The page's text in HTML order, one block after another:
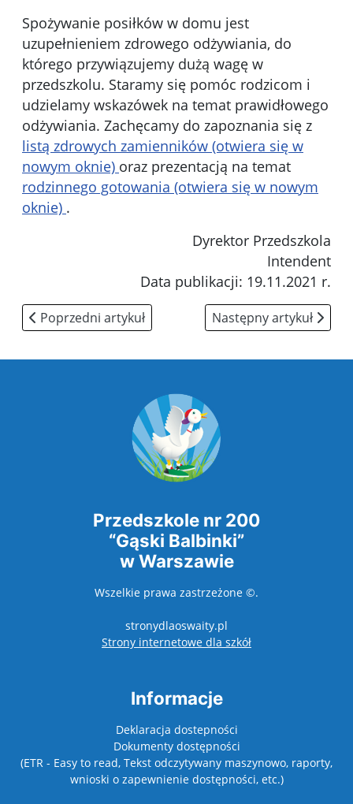
Spożywanie posiłków w domu jest
uzupełnieniem zdrowego odżywiania, do
którego przywiązujemy dużą wagę w
przedszkolu. Staramy się pomóc rodzicom i
udzielamy wskazówek na temat prawidłowego
odżywiania. Zachęcamy do zapoznania się z
listą zdrowych zamienników (otwiera się w
nowym oknie) oraz prezentacją na temat
rodzinnego gotowania (otwiera się w nowym
oknie) .
Dyrektor Przedszkola
Intendent
Data publikacji: 19.11.2021 r.
Poprzedni artykuł: Metody pracy
Poprzedni artykuł Następny artykuł:
Następny artykuł
Przedszkole nr 200
“Gąski Balbinki”
w Warszawie
Wszelkie prawa zastrzeżone ©.
stronydlaoswaity.pl
Strony internetowe dla szkółotwiera się w
Informacje
Deklaracja dostepności
Dokumenty dostępności
(ETR - Easy to read, Tekst odczytywany maszynowo, raporty,
wnioski o zapewnienie dostępności, etc.)